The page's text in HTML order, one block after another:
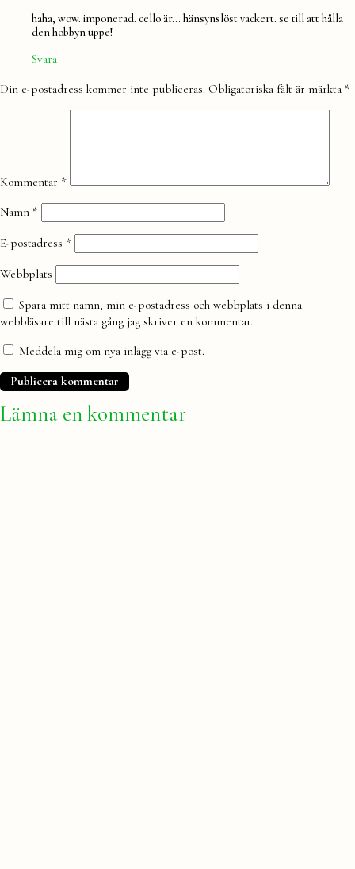
haha, wow. imponerad. cello är… hänsynslöst vackert. se till att hålla
den hobbyn uppe!
Svara
Lämna
Din e-postadress kommer inte publiceras. Obligatoriska fält är märkta *
Kommentar *
Namn *
E-postadress *
Webbplats
Spara mitt namn, min e-postadress och webbplats i denna
webbläsare till nästa gång jag skriver en kommentar.
Meddela mig om nya inlägg via e-post.
Lämna en kommentar